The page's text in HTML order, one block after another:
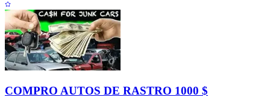
COMPRO AUTOS DE RASTRO 1000 $